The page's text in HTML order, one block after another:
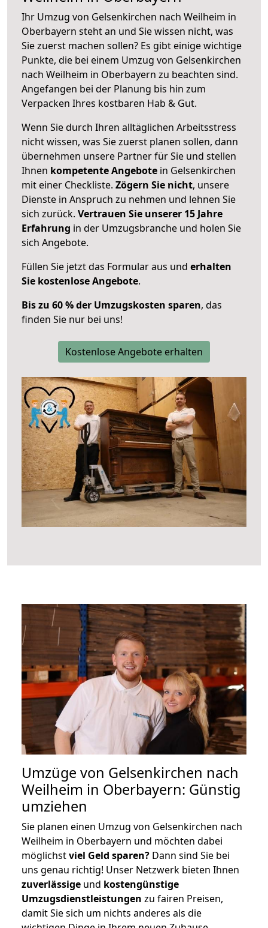
Ihr Umzug von Gelsenkirchen nach Weilheim in
Oberbayern steht an und Sie wissen nicht, was
Sie zuerst machen sollen? Es gibt einige wichtige
Punkte, die bei einem Umzug von Gelsenkirchen
nach Weilheim in Oberbayern zu beachten sind.
Angefangen bei der Planung bis hin zum
Verpacken Ihres kostbaren Hab & Gut.
Wenn Sie durch Ihren alltäglichen Arbeitsstress
nicht wissen, was Sie zuerst planen sollen, dann
übernehmen unsere Partner für Sie und stellen
Ihnen kompetente Angebote in Gelsenkirchen
mit einer Checkliste. Zögern Sie nicht, unsere
Dienste in Anspruch zu nehmen und lehnen Sie
sich zurück. Vertrauen Sie unserer 15 Jahre
Erfahrung in der Umzugsbranche und holen Sie
sich Angebote.
Füllen Sie jetzt das Formular aus und erhalten
Sie kostenlose Angebote.
Bis zu 60 % der Umzugskosten sparen, das
finden Sie nur bei uns!
Kostenlose Angebote erhalten
Umzüge von Gelsenkirchen nach
Weilheim in Oberbayern: Günstig
umziehen
Sie planen einen Umzug von Gelsenkirchen nach
Weilheim in Oberbayern und möchten dabei
möglichstviel Geld sparen? Dann sind Sie bei
uns genau richtig! Unser Netzwerk bieten Ihnen
zuverlässige und kostengünstige
Umzugsdienstleistungen zu fairen Preisen,
damit Sie sich um nichts anderes als die